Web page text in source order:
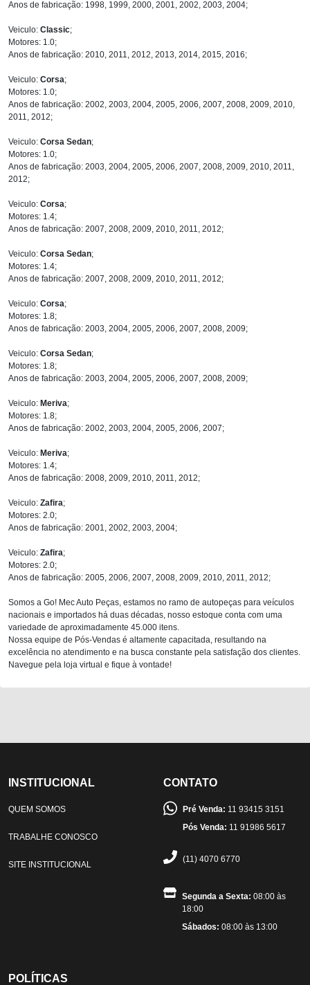
Anos de fabricação: 1998, 1999, 2000, 2001, 2002, 2003, 2004;
Veiculo: Classic;
Motores: 1.0;
Anos de fabricação: 2010, 2011, 2012, 2013, 2014, 2015, 2016;
Veiculo: Corsa;
Motores: 1.0;
Anos de fabricação: 2002, 2003, 2004, 2005, 2006, 2007, 2008, 2009, 2010,
2011, 2012;
Veiculo: Corsa Sedan;
Motores: 1.0;
Anos de fabricação: 2003, 2004, 2005, 2006, 2007, 2008, 2009, 2010, 2011,
2012;
Veiculo: Corsa;
Motores: 1.4;
Anos de fabricação: 2007, 2008, 2009, 2010, 2011, 2012;
Veiculo: Corsa Sedan;
Motores: 1.4;
Anos de fabricação: 2007, 2008, 2009, 2010, 2011, 2012;
Veiculo: Corsa;
Motores: 1.8;
Anos de fabricação: 2003, 2004, 2005, 2006, 2007, 2008, 2009;
Veiculo: Corsa Sedan;
Motores: 1.8;
Anos de fabricação: 2003, 2004, 2005, 2006, 2007, 2008, 2009;
Veiculo: Meriva;
Motores: 1.8;
Anos de fabricação: 2002, 2003, 2004, 2005, 2006, 2007;
Veiculo: Meriva;
Motores: 1.4;
Anos de fabricação: 2008, 2009, 2010, 2011, 2012;
Veiculo: Zafira;
Motores: 2.0;
Anos de fabricação: 2001, 2002, 2003, 2004;
Veiculo: Zafira;
Motores: 2.0;
Anos de fabricação: 2005, 2006, 2007, 2008, 2009, 2010, 2011, 2012;
Somos a Go! Mec Auto Peças, estamos no ramo de autopeças para veículos
nacionais e importados há duas décadas, nosso estoque conta com uma
variedade de aproximadamente 45.000 itens.
Nossa equipe de Pós-Vendas é altamente capacitada, resultando na
excelência no atendimento e na busca constante pela satisfação dos clientes.
Navegue pela loja virtual e fique à vontade!
INSTITUCIONAL
QUEM SOMOS
TRABALHE CONOSCO
SITE INSTITUCIONAL
CONTATO
Pré Venda: 11 93415 3151
Pós Venda: 11 91986 5617
(11) 4070 6770
Segunda a Sexta: 08:00 às
18:00
Sábados: 08:00 às 13:00
POLÍTICAS